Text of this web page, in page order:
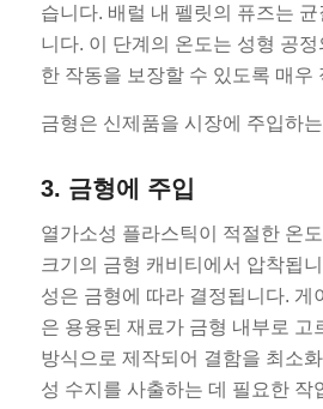
습니다. 배럴 내 펠릿의 퓨즈는
니다. 이 단계의 온도는 성형 공
한 작동을 보장할 수 있도록 매우
금형은 신제품을 시장에 주입하
3. 금형에 주입
열가소성 플라스틱이 적절한 온
크기의 금형 캐비티에서 압착됩
성은 금형에 따라 결정됩니다. 게
은 용융된 재료가 금형 내부로 고
방식으로 제작되어 결함을 최소
성 수지를 사출하는 데 필요한 작